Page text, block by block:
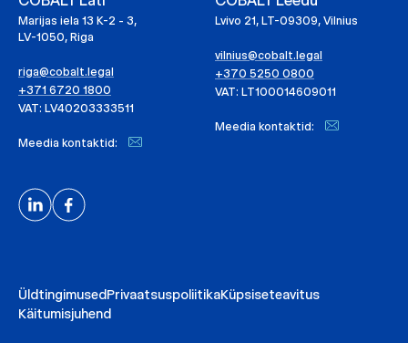
Marijas iela 13 K-2 - 3,
LV-1050, Riga
riga@cobalt.legal
+371 6720 1800
VAT: LV40203333511
Meedia kontaktid:
Lvivo 21, LT-09309, Vilnius
vilnius@cobalt.legal
+370 5250 0800
VAT: LT100014609011
Meedia kontaktid:
ÜldtingimusedPrivaatsuspoliitikaKüpsiseteavitus
Käitumisjuhend